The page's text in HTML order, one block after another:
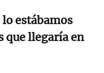
estábamos
que llegaría en